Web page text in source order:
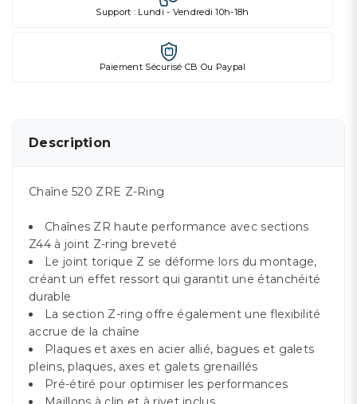
Support : Lundi - Vendredi 10h-18h
Paiement Sécurisé CB Ou Paypal
Description
Chaîne 520 ZRE Z-Ring
Chaînes ZR haute performance avec sections
Z44 à joint Z-ring breveté
Le joint torique Z se déforme lors du montage,
créant un effet ressort qui garantit une étanchéité
durable
La section Z-ring offre également une flexibilité
accrue de la chaîne
Plaques et axes en acier allié, bagues et galets
pleins, plaques, axes et galets grenaillés
Pré-étiré pour optimiser les performances